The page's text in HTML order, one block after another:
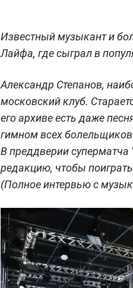
Известный музыкант и
Лайфа, где сыграл в
Александр Степанов,
московский клуб.
его архиве есть даже
гимном всех
В преддверии суперматча
редакцию, чтобы
(Полное интервью с